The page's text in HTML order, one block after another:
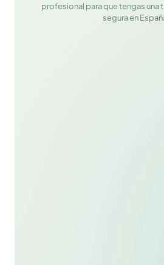
profesional para que tengas una
segura en